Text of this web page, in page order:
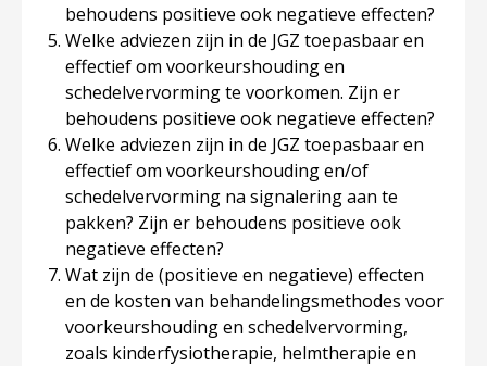
behoudens positieve ook negatieve effecten?
Welke adviezen zijn in de JGZ toepasbaar en
effectief om voorkeurshouding en
schedelvervorming te voorkomen. Zijn er
behoudens positieve ook negatieve effecten?
Welke adviezen zijn in de JGZ toepasbaar en
effectief om voorkeurshouding en/of
schedelvervorming na signalering aan te
pakken? Zijn er behoudens positieve ook
negatieve effecten?
Wat zijn de (positieve en negatieve) effecten
en de kosten van behandelingsmethodes voor
voorkeurshouding en schedelvervorming,
zoals kinderfysiotherapie, helmtherapie en